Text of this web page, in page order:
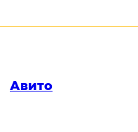
Авито